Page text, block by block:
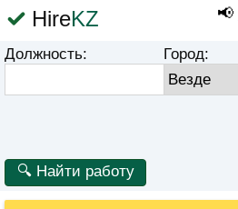
HireKZ 📢
Должность: Город: